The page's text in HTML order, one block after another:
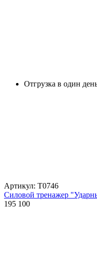
Отгрузка в один
Артикул: Т0746
Силовой тренажер
195 100